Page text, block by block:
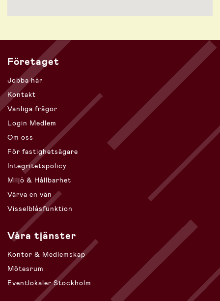
Företaget
Jobba här
Kontakt
Vanliga frågor
Login Medlem
Om oss
För fastighetsägare
Integritetspolicy
Miljö & Hållbarhet
Värva en vän
Visselblåsfunktion
Våra tjänster
Kontor & Medlemskap
Mötesrum
Eventlokaler Stockholm